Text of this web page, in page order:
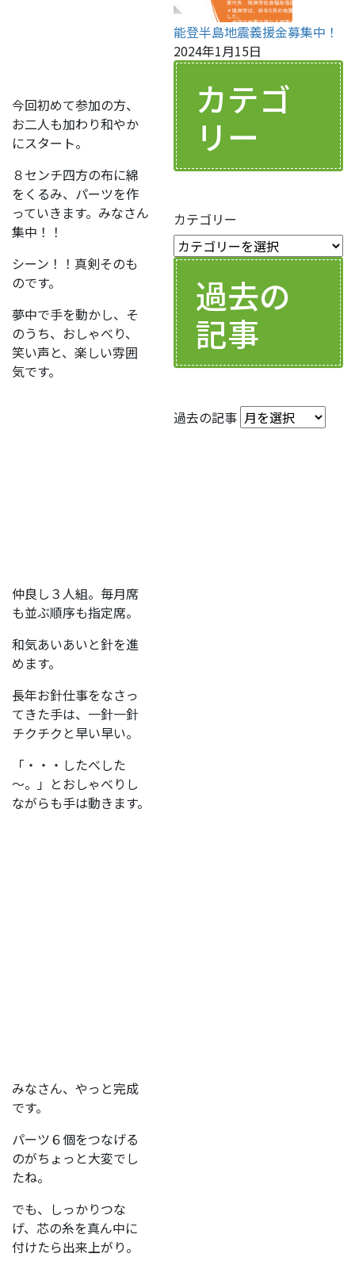
今回初めて参加の方、
お二人も加わり和やか
にスタート。
８センチ四方の布に綿
をくるみ、パーツを作
っていきます。みなさん
集中！！
シーン！！真剣そのも
のです。
夢中で手を動かし、そ
のうち、おしゃべり、
笑い声と、楽しい雰囲
気です。
仲良し３人組。毎月席
も並ぶ順序も指定席。
和気あいあいと針を進
めます。
長年お針仕事をなさっ
てきた手は、一針一針
チクチクと早い早い。
「・・・したべした
～。」とおしゃべりし
ながらも手は動きます。
みなさん、やっと完成
です。
パーツ６個をつなげる
のがちょっと大変でし
たね。
でも、しっかりつな
げ、芯の糸を真ん中に
付けたら出来上がり。
能登半島地震義援金募集中！
2024年1月15日
カテゴ
リー
カテゴリー
過去の
記事
過去の記事